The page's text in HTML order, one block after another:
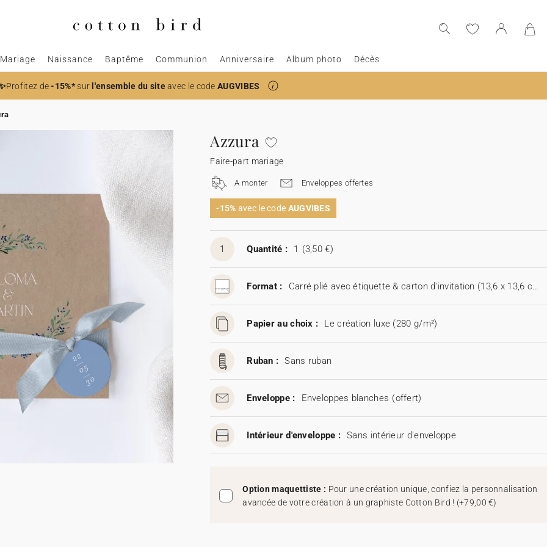
Mariage Naissance Baptême Communion Anniversaire Album photo Décès
Profitez de-15%*surl'ensemble du siteavec le code AUGVIBES
Azzura
Faire-part mariage
A monter Enveloppes offertes
-15% avec le code AUGVIBES
1 Quantité : 1 (3,50 €)
Format : Carré plié avec étiquette & carton d'invitation (13,6 x 13,6 cm)
Papier au choix : Le création luxe (280 g/m²)
Ruban : Sans ruban
Enveloppe : Enveloppes blanches (offert)
Intérieur d'enveloppe : Sans intérieur d'enveloppe
Option maquettiste : Pour une création unique, confiez la personnalisation
avancée de votre création à un graphiste Cotton Bird ! (+79,00 €)